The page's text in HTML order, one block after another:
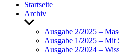
Start­seite
Archiv
Untermenü
anzeigenAusgabe 2/2025 –
Ausgabe 1/2025 – Mit
Ausgabe 2/2024 –